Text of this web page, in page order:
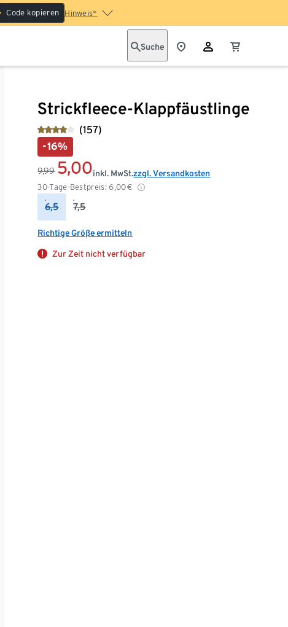
Code kopieren Hinweis*
Suche
Strickfleece-Klappfäustlinge
(157)
-16%
9,99 5,00
30-Tage-Bestpreis: 6,00€
inkl. MwSt.zzgl. Versandkosten
6,5 7,5
Richtige Größe ermitteln
Zur Zeit nicht verfügbar